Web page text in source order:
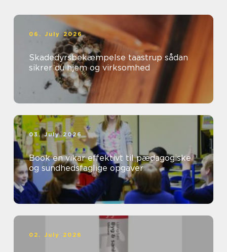
06. July 2026
Skadedyrsbekæmpelse taastrup sådan
sikrer du hjem og virksomhed
03. July 2026
Book en vikar effektivt til pædagogiske
og sundhedsfaglige opgaver
02. July 2026